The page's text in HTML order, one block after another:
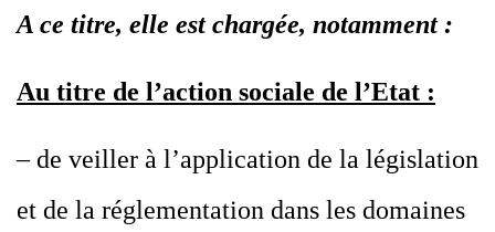
A ce titre, elle est chargée, notamment :
Au titre de l’action sociale de l’Etat :
– de veiller à l’application de la législation
et de la réglementation dans les domaines